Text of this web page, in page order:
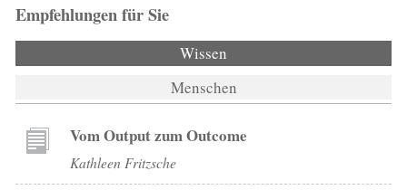
Empfehlungen für Sie
Wissen
Menschen
Vom Output zum Outcome
Kathleen Fritzsche